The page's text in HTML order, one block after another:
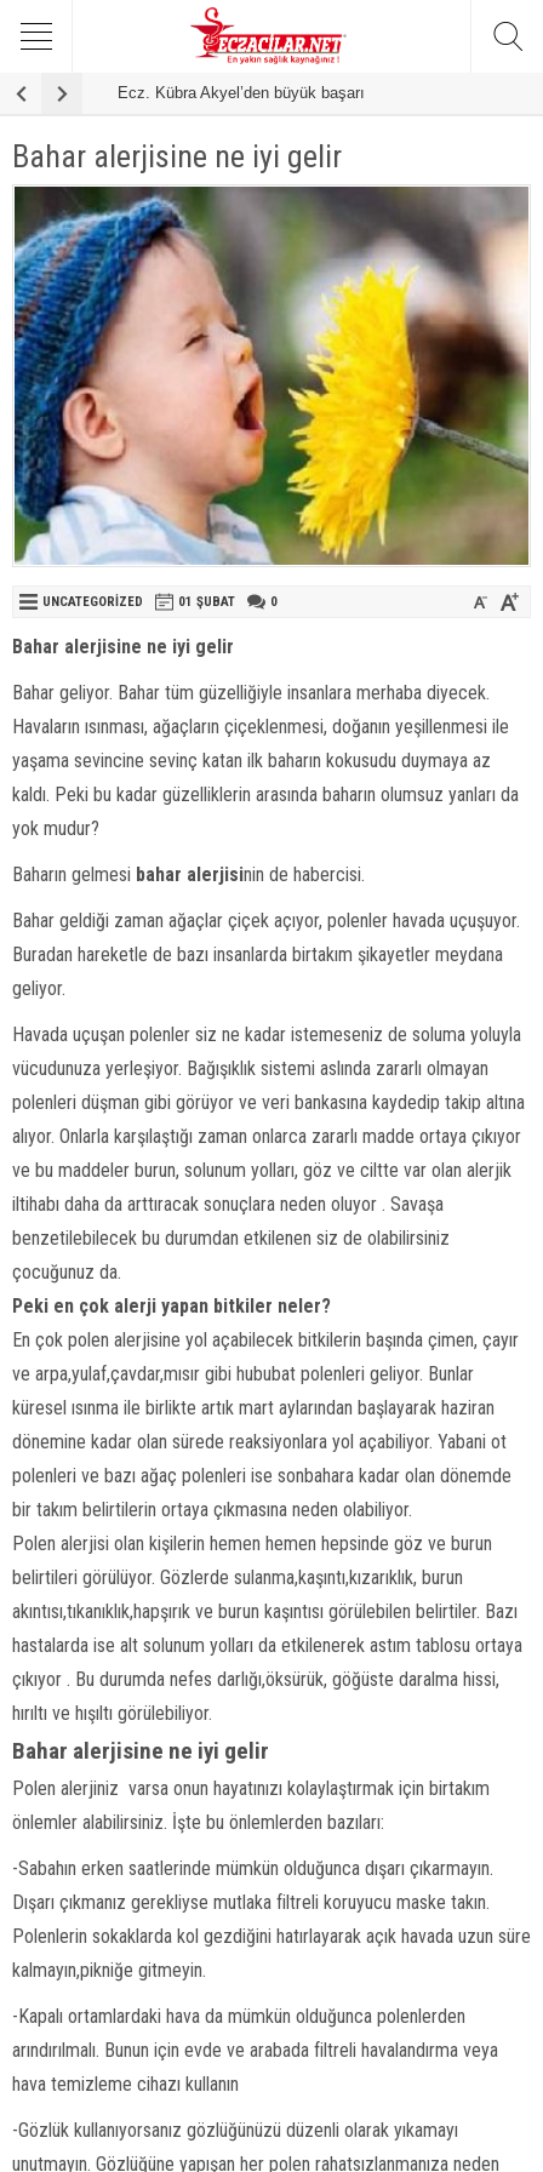
Ecz. Kübra Akyel’den büyük başarı
Bahar alerjisine ne iyi gelir
UNCATEGORIZED 01 ŞUBAT 0
Bahar alerjisine ne iyi gelir
Bahar geliyor. Bahar tüm güzelliğiyle insanlara merhaba diyecek.
Havaların ısınması, ağaçların çiçeklenmesi, doğanın yeşillenmesi ile
yaşama sevincine sevinç katan ilk baharın kokusudu duymaya az
kaldı. Peki bu kadar güzelliklerin arasında baharın olumsuz yanları da
yok mudur?
Baharın gelmesi bahar alerjisinin de habercisi.
Bahar geldiği zaman ağaçlar çiçek açıyor, polenler havada uçuşuyor.
Buradan hareketle de bazı insanlarda birtakım şikayetler meydana
geliyor.
Havada uçuşan polenler siz ne kadar istemeseniz de soluma yoluyla
vücudunuza yerleşiyor. Bağışıklık sistemi aslında zararlı olmayan
polenleri düşman gibi görüyor ve veri bankasına kaydedip takip altına
alıyor. Onlarla karşılaştığı zaman onlarca zararlı madde ortaya çıkıyor
ve bu maddeler burun, solunum yolları, göz ve ciltte var olan alerjik
iltihabı daha da arttıracak sonuçlara neden oluyor . Savaşa
benzetilebilecek bu durumdan etkilenen siz de olabilirsiniz
çocuğunuz da.
Peki en çok alerji yapan bitkiler neler?
En çok polen alerjisine yol açabilecek bitkilerin başında çimen, çayır
ve arpa,yulaf,çavdar,mısır gibi hububat polenleri geliyor. Bunlar
küresel ısınma ile birlikte artık mart aylarından başlayarak haziran
dönemine kadar olan sürede reaksiyonlara yol açabiliyor. Yabani ot
polenleri ve bazı ağaç polenleri ise sonbahara kadar olan dönemde
bir takım belirtilerin ortaya çıkmasına neden olabiliyor.
Polen alerjisi olan kişilerin hemen hemen hepsinde göz ve burun
belirtileri görülüyor. Gözlerde sulanma,kaşıntı,kızarıklık, burun
akıntısı,tıkanıklık,hapşırık ve burun kaşıntısı görülebilen belirtiler. Bazı
hastalarda ise alt solunum yolları da etkilenerek astım tablosu ortaya
çıkıyor . Bu durumda nefes darlığı,öksürük, göğüste daralma hissi,
hırıltı ve hışıltı görülebiliyor.
Bahar alerjisine ne iyi gelir
Polen alerjiniz varsa onun hayatınızı kolaylaştırmak için birtakım
önlemler alabilirsiniz. İşte bu önlemlerden bazıları:
-Sabahın erken saatlerinde mümkün olduğunca dışarı çıkarmayın.
Dışarı çıkmanız gerekliyse mutlaka filtreli koruyucu maske takın.
Polenlerin sokaklarda kol gezdiğini hatırlayarak açık havada uzun süre
kalmayın,pikniğe gitmeyin.
-Kapalı ortamlardaki hava da mümkün olduğunca polenlerden
arındırılmalı. Bunun için evde ve arabada filtreli havalandırma veya
hava temizleme cihazı kullanın
-Gözlük kullanıyorsanız gözlüğünüzü düzenli olarak yıkamayı
unutmayın. Gözlüğüne yapışan her polen rahatsızlanmanıza neden